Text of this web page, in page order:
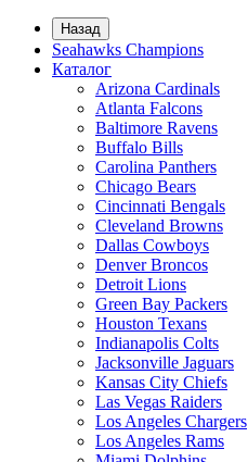
Назад
Seahawks Champions
Каталог
Arizona Cardinals
Atlanta Falcons
Baltimore Ravens
Buffalo Bills
Carolina Panthers
Chicago Bears
Cincinnati Bengals
Cleveland Browns
Dallas Cowboys
Denver Broncos
Detroit Lions
Green Bay Packers
Houston Texans
Indianapolis Colts
Jacksonville Jaguars
Kansas City Chiefs
Las Vegas Raiders
Los Angeles Chargers
Los Angeles Rams